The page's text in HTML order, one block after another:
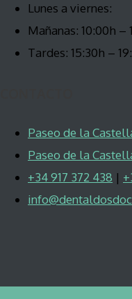
Lunes a viernes:
Mañanas: 10:00h –
Tardes: 15:30h –
Paseo de la
Paseo de la
+34 917 372 438 |